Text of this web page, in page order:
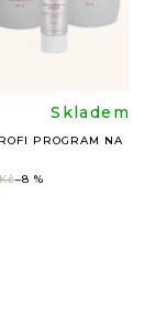
PROGRAM NA
Skladem
–8 %